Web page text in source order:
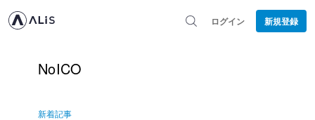
ログイン 新規登録
NoICO
新着記事